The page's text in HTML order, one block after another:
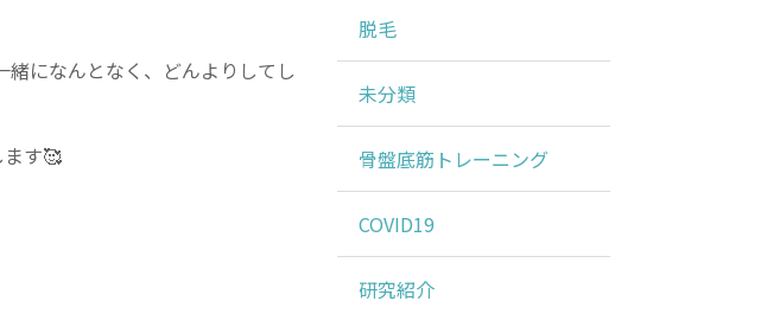
になんとなく、どんよりしてし
す🥰
脱毛
未分類
骨盤底筋トレーニング
COVID19
研究紹介